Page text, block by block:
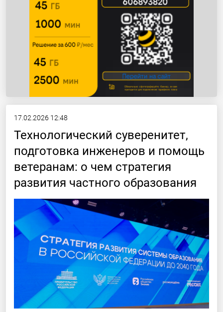
17.02.2026 12:48
Технологический суверенитет,
подготовка инженеров и помощь
ветеранам: о чем стратегия
развития частного образования